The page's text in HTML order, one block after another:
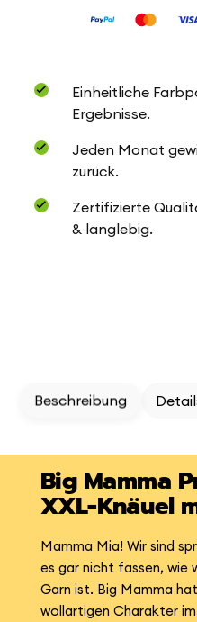
Einheitliche
Ergebnisse.
Jeden Monat
zurück.
Zertifizierte
& langlebig.
Beschreibung
Big Mamma
XXL-Knäuel
Mamma Mia! Wir sind
es gar nicht fassen, wie
Garn ist. Big Mamma
wollartigen Charakter